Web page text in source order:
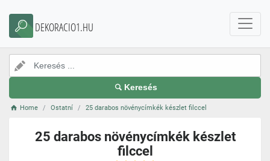
DEKORACIO1.HU
Keresés
Home Ostatní 25 darabos növénycímkék készlet filccel
25 darabos növénycímkék készlet
filccel